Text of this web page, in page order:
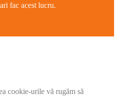
fac acest lucru.
cookie-urile vă rugăm să